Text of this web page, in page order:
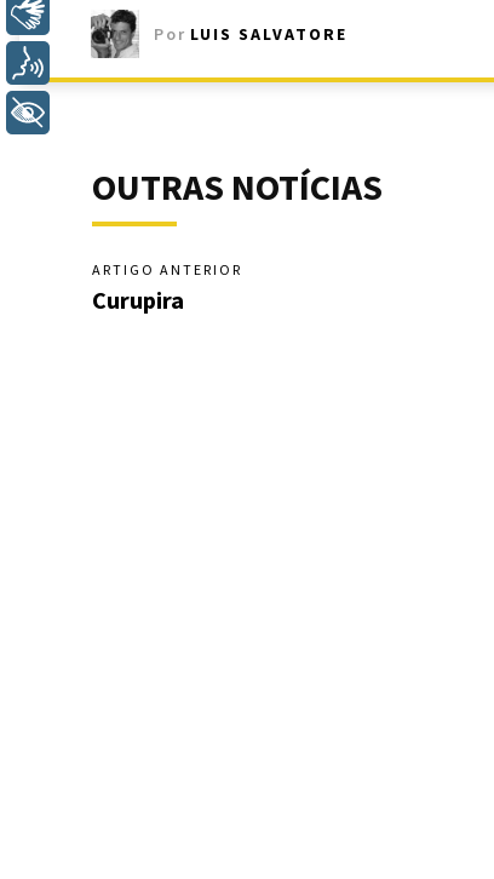
Por LUIS SALVATORE
OUTRAS NOTÍCIAS
ARTIGO ANTERIOR
Curupira
Libras
Voz